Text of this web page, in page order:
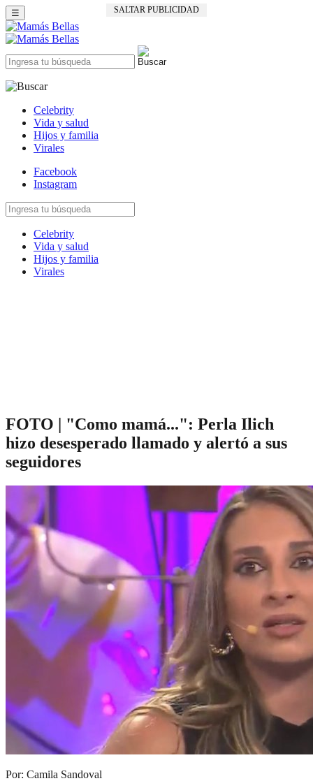
SALTAR PUBLICIDAD
☰
Celebrity
Vida y salud
Hijos y familia
Virales
Facebook
Instagram
Celebrity
Vida y salud
Hijos y familia
Virales
FOTO | "Como mamá...": Perla Ilich
hizo desesperado llamado y alertó a sus
seguidores
Por: Camila Sandoval